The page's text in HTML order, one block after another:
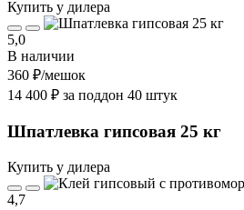
Купить у дилера
5,0
В наличии
360 ₽/мешок
14 400 ₽ за поддон 40 штук
Шпатлевка гипсовая 25 кг
Купить у дилера
4,7